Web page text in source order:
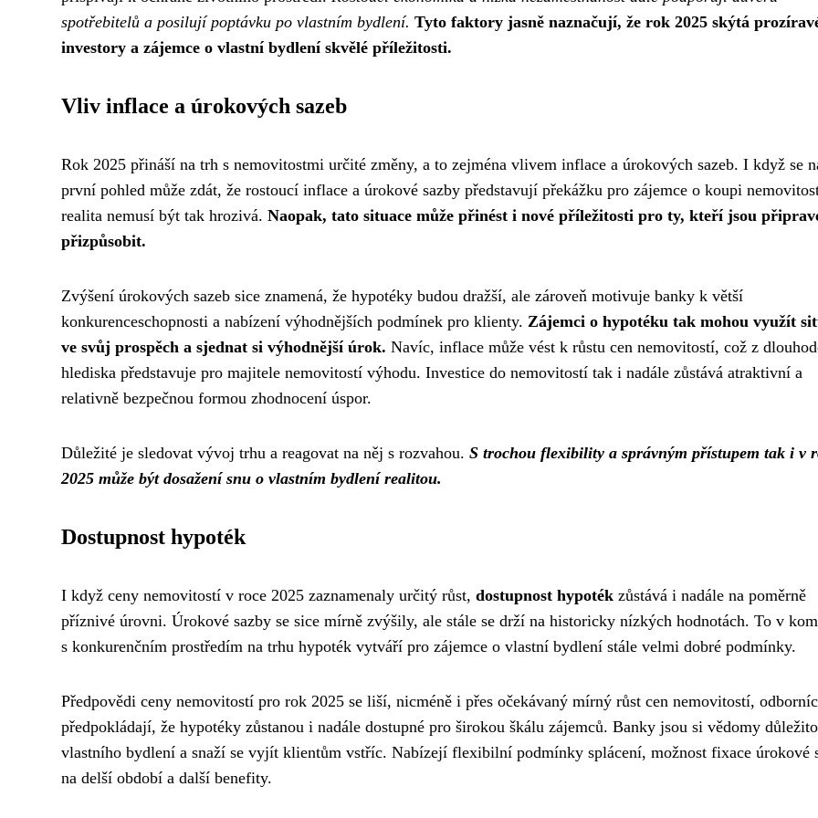
spotřebitelů a posilují poptávku po vlastním bydlení. Tyto faktory jasně naznačují, že rok 2025 skýtá
investory a zájemce o vlastní bydlení skvělé příležitosti.
Vliv inflace a úrokových sazeb
Rok 2025 přináší na trh s nemovitostmi určité změny, a to zejména vlivem inflace a úrokových sazeb. I když se
první pohled může zdát, že rostoucí inflace a úrokové sazby představují překážku pro zájemce o koupi
realita nemusí být tak hrozivá. Naopak, tato situace může přinést i nové příležitosti pro ty, kteří jsou
přizpůsobit.
Zvýšení úrokových sazeb sice znamená, že hypotéky budou dražší, ale zároveň motivuje banky k větší
konkurenceschopnosti a nabízení výhodnějších podmínek pro klienty. Zájemci o hypotéku tak mohou využít
ve svůj prospěch a sjednat si výhodnější úrok. Navíc, inflace může vést k růstu cen nemovitostí, což z
hlediska představuje pro majitele nemovitostí výhodu. Investice do nemovitostí tak i nadále zůstává atraktivní a
relativně bezpečnou formou zhodnocení úspor.
Důležité je sledovat vývoj trhu a reagovat na něj s rozvahou. S trochou flexibility a správným přístupem tak i v
2025 může být dosažení snu o vlastním bydlení realitou.
Dostupnost hypoték
I když ceny nemovitostí v roce 2025 zaznamenaly určitý růst, dostupnost hypoték zůstává i nadále na poměrně
příznivé úrovni. Úrokové sazby se sice mírně zvýšily, ale stále se drží na historicky nízkých hodnotách. To v
s konkurenčním prostředím na trhu hypoték vytváří pro zájemce o vlastní bydlení stále velmi dobré podmínky.
Předpovědi ceny nemovitostí pro rok 2025 se liší, nicméně i přes očekávaný mírný růst cen nemovitostí,
předpokládají, že hypotéky zůstanou i nadále dostupné pro širokou škálu zájemců. Banky jsou si vědomy
vlastního bydlení a snaží se vyjít klientům vstříc. Nabízejí flexibilní podmínky splácení, možnost fixace úrokové
na delší období a další benefity.